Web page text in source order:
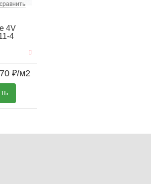
сравнить
4V
4
₽/м2